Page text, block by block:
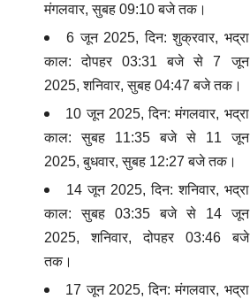
मंगलवार, सुबह 09:10 बजे तक।
6 जून 2025, दिन: शुक्रवार, भद्रा
काल: दोपहर 03:31 बजे से 7 जून
2025, शनिवार, सुबह 04:47 बजे तक।
10 जून 2025, दिन: मंगलवार, भद्रा
काल: सुबह 11:35 बजे से 11 जून
2025, बुधवार, सुबह 12:27 बजे तक।
14 जून 2025, दिन: शनिवार, भद्रा
काल: सुबह 03:35 बजे से 14 जून
2025, शनिवार, दोपहर 03:46 बजे
तक।
17 जून 2025, दिन: मंगलवार, भद्रा